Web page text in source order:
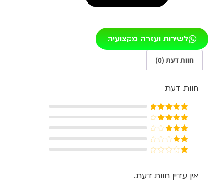
לשירות ועזרה מקצועית
חוות דעת (0)
חוות דעת
דורג5מתוך
5
דורג4
מתוך 5
דורג3
מתוך 5
דורג
מתוך
5
אין עדיין חוות דעת.